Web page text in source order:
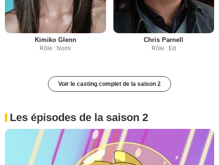
Kimiko Glenn
Rôle : Nomi
Chris Parnell
Rôle : Ed
Voir le casting complet de la saison 2
Les épisodes de la saison 2